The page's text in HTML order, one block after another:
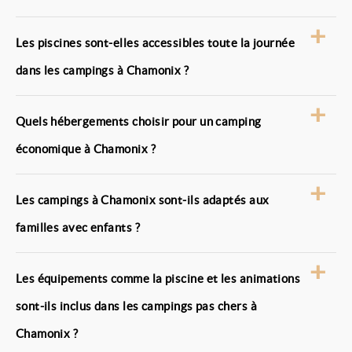
et peuvent être adaptés aux conditions climatiques
petit prix à Chamonix est plus rare, car les
installations restent souvent simples en zone de
toboggans, accessibles à horaires définis et soumis à
Les piscines sont-elles accessibles toute la journée
dans les campings à Chamonix ?
accessibles sur des plages horaires précises,
généralement en journée. Les horaires peuvent varier
être limité en cas de températures basses.
Quels hébergements choisir pour un camping
économique à Chamonix ?
sont les emplacements pour tente, van ou camping-
car, ainsi que les mobil-homes d’entrée de gamme.
plus récents ou mieux équipés sont généralement
Les campings à Chamonix sont-ils adaptés aux
familles avec enfants ?
avec enfants avec des infrastructures simples et
sécurisées. Les aires de jeux et les espaces extérieurs
zones adaptées aux plus jeunes. En été, des
Les équipements comme la piscine et les animations
sont-ils inclus dans les campings pas chers à
Chamonix ?